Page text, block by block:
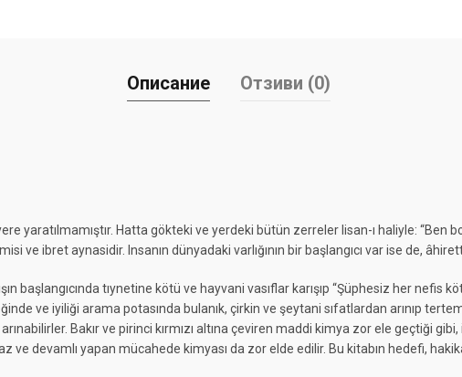
Описание Отзиви (0)
yaratılmamıştır. Hatta gökteki ve yerdeki bütün zerreler lisan-ı haliyle: “Ben
ve ibret aynasidir. Insanın dünyadaki varlığının bir başlangıcı var ise de,
başlangıcında tıynetine kötü ve hayvani vasıflar karışıp “Şüphesiz her
ve iyiliği arama potasında bulanık, çirkin ve şeytani sıfatlardan arınıp
Bakır ve pirinci kırmızı altına çeviren maddi kimya zor ele geçtiği
devamlı yapan mücahede kimyası da zor elde edilir. Bu kitabın hedefi,